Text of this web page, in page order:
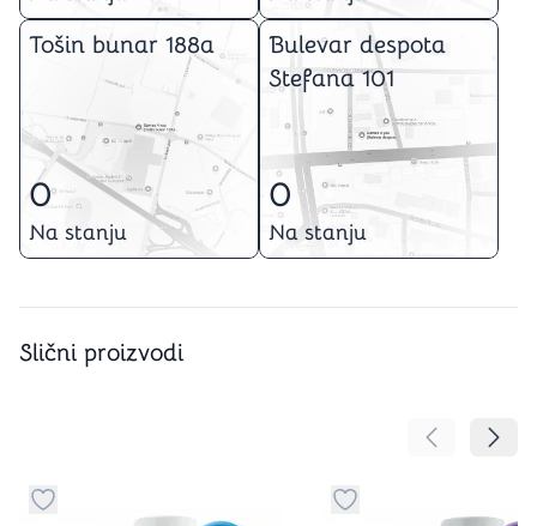
Tošin bunar 188a
0
Na stanju
Bulevar despota
Stefana 101
0
Na stanju
Slični proizvodi
Pomeranje
Dugme za dodavanje stvari u kategoriju omiljeno
Dugme za dodavanje